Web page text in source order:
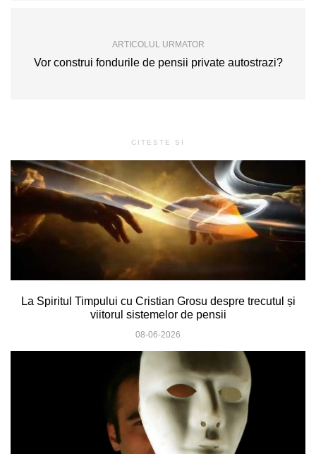
ARTICOLUL URMATOR
Vor construi fondurile de pensii private autostrazi?
CITESTE SI
La Spiritul Timpului cu Cristian Grosu despre trecutul și
viitorul sistemelor de pensii
08-06-2026